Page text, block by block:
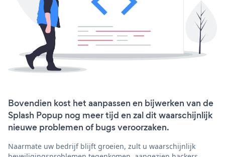
Bovendien kost het aanpassen en bijwerken van de
Splash Popup nog meer tijd en zal dit waarschijnlijk
nieuwe problemen of bugs veroorzaken.
Naarmate uw bedrijf blijft groeien, zult u waarschijnlijk